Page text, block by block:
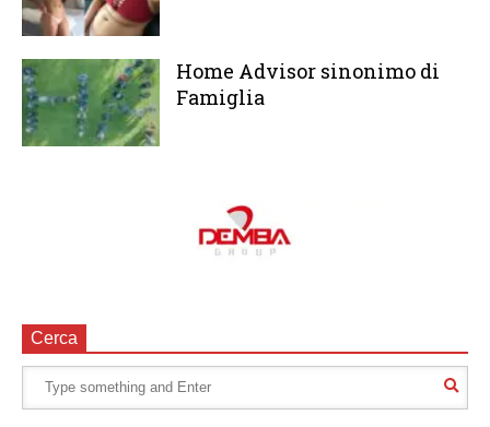
Home Advisor sinonimo di
Famiglia
Cerca